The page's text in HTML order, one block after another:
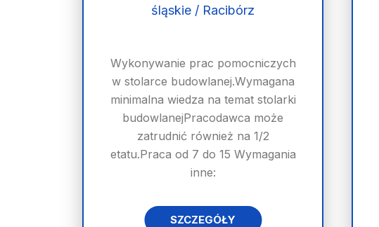
śląskie / Racibórz
Wykonywanie prac pomocniczych
w stolarce budowlanej.Wymagana
minimalna wiedza na temat stolarki
budowlanejPracodawca może
zatrudnić również na 1/2
etatu.Praca od 7 do 15 Wymagania
inne:
SZCZEGÓŁY